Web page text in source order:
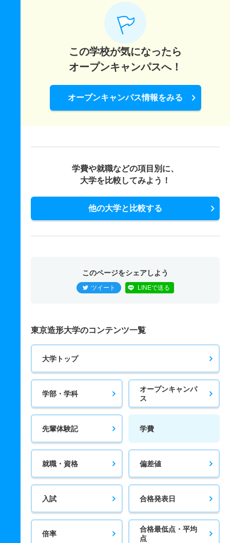
この学校が気になったら
オープンキャンパスへ！
オープンキャンパス情報をみる
学費や就職などの項目別に、
大学を比較してみよう！
他の大学と比較する
このページをシェアしよう
ツイート LINEで送る
東京造形大学のコンテンツ一覧
大学トップ
学部・学科
オープンキャンパ
ス
先輩体験記 学費
就職・資格 偏差値
入試 合格発表日
倍率
合格最低点・平均
点